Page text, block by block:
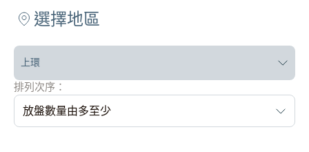
選擇地區
上環
排列次序：
放盤數量由多至少